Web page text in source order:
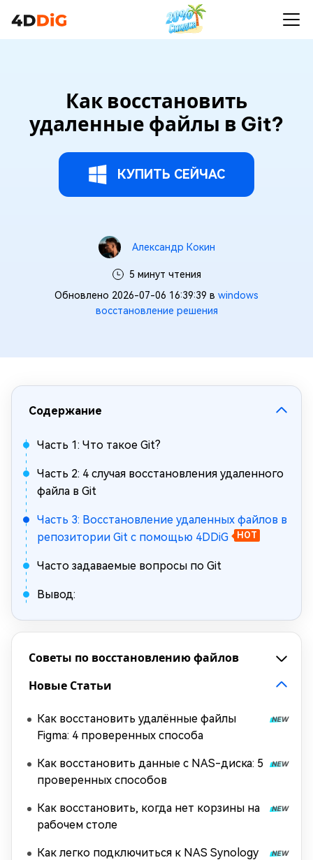
Как восстановить
удаленные файлы в Git?
КУПИТЬ СЕЙЧАС
Александр Кокин
5 минут чтения
Обновлено 2026-07-06 16:39:39 в windows
восстановление решения
Содержание
Часть 1: Что такое Git?
Часть 2: 4 случая восстановления удаленного
файла в Git
Часть 3: Восстановление удаленных файлов в
репозитории Git с помощью 4DDiG
HOT
Часто задаваемые вопросы по Git
Вывод:
Советы по восстановлению файлов
Новые Статьи
Как восстановить удалённые файлы
Figma: 4 проверенных способа
Как восстановить данные с NAS-диска: 5
проверенных способов
Как восстановить, когда нет корзины на
рабочем столе
Как легко подключиться к NAS Synology